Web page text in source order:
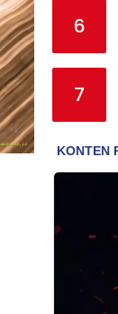
6
7